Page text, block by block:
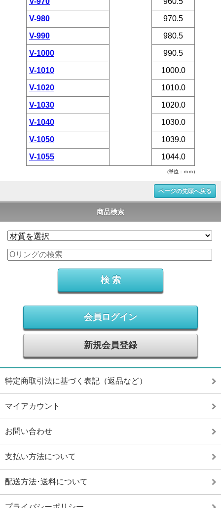
(単位：ｍｍ)
V-980 970.5
V-990 980.5
V-1000 990.5
V-1010 1000.0
V-1020 1010.0
V-1030 1020.0
V-1040 1030.0
V-1050 1039.0
V-1055 1044.0
ページの先頭へ戻る
商品検索
会員ログイン
新規会員登録
特定商取引法に基づく表記（返品など）
マイアカウント
お問い合わせ
支払い方法について
配送方法･送料について